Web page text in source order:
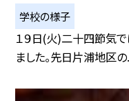
学校の様子
１９日(火)二十四節気で
ました。先日片浦地区